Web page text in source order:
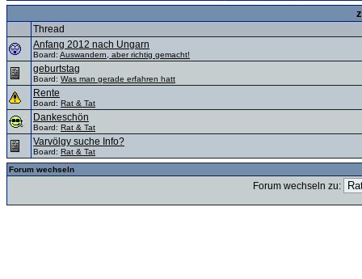
Thread
Anfang 2012 nach Ungarn
Board: Auswandern, aber richtig gemacht!
geburtstag
Board: Was man gerade erfahren hatt
Rente
Board: Rat & Tat
Dankeschön
Board: Rat & Tat
Varvölgy suche Info?
Board: Rat & Tat
Forum wechseln
Forum wechseln zu: